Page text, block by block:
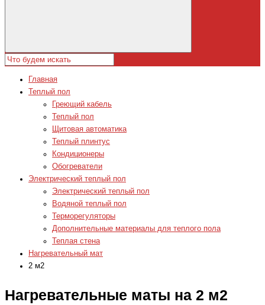
Главная
Теплый пол
Греющий кабель
Теплый пол
Щитовая автоматика
Теплый плинтус
Кондиционеры
Обогреватели
Электрический теплый пол
Электрический теплый пол
Водяной теплый пол
Терморегуляторы
Дополнительные материалы для теплого пола
Теплая стена
Нагревательный мат
2 м2
Нагревательные маты на 2 м2